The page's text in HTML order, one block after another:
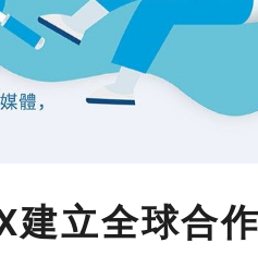
建立全球合